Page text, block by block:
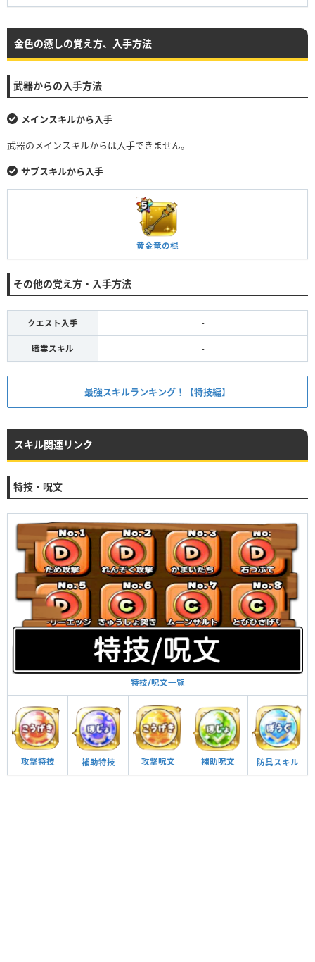
金色の癒しの覚え方、入手方法
武器からの入手方法
メインスキルから入手
武器のメインスキルからは入手できません。
サブスキルから入手
黄金竜の棍
その他の覚え方・入手方法
クエスト入手 -
職業スキル -
最強スキルランキング！【特技編】
スキル関連リンク
特技・呪文
特技/呪文一覧
攻撃特技 補助特技 攻撃呪文 補助呪文 防具スキル